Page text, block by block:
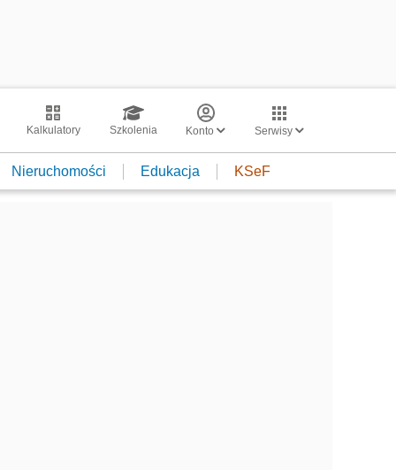
Kalkulatory Szkolenia Konto Serwisy
Nieruchomości Edukacja KSeF